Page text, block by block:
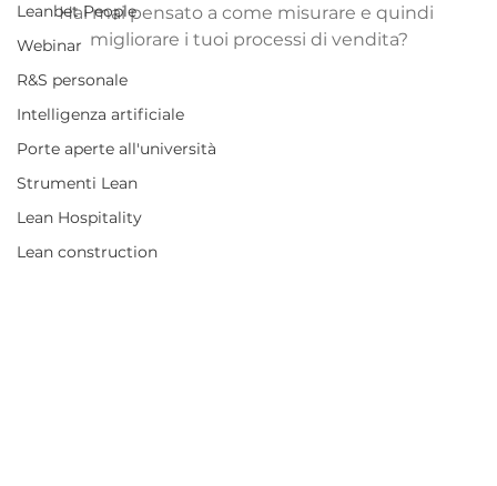
Leanbet People
Webinar
R&S personale
Intelligenza artificiale
Porte aperte all'università
Strumenti Lean
Lean Hospitality
Lean construction
Hai mai pensato a come misurare e quindi
migliorare i tuoi processi di vendita?